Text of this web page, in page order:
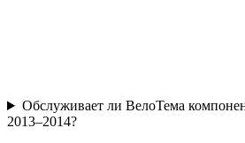
Обслуживает ли ВелоТема
2013–2014?